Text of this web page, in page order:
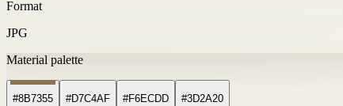
Format
JPG
Material palette
#8B7355 #D7C4AF #F6ECDD #3D2A20